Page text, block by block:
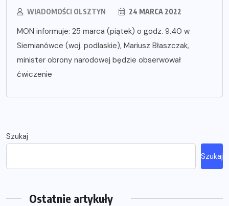
WIADOMOŚCI OLSZTYN 24 MARCA 2022
MON informuje: 25 marca (piątek) o godz. 9.40 w
Siemianówce (woj. podlaskie), Mariusz Błaszczak,
minister obrony narodowej będzie obserwował
ćwiczenie
Szukaj
Szukaj
Ostatnie artykuły